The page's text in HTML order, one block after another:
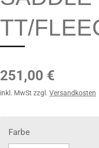
TT/
251,00 €
inkl. MwSt zzgl. Versandkosten
Farbe